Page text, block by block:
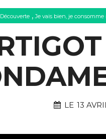
Découverte,Je vais bien, je consomme
LE 13